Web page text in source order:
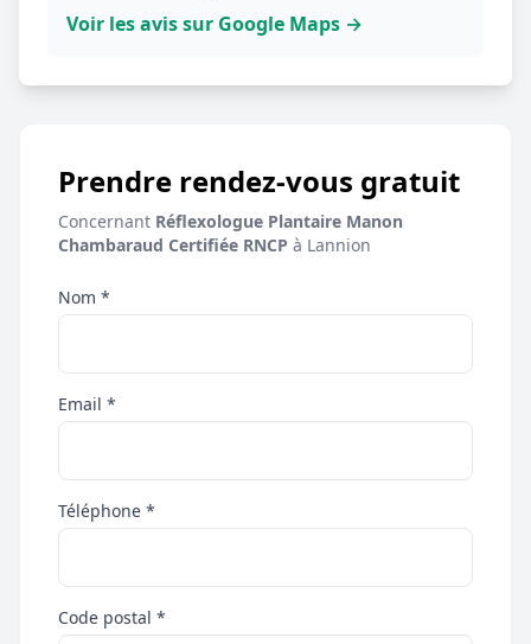
Voir les avis sur Google Maps →
Prendre rendez-vous gratuit
Concernant Réflexologue Plantaire Manon
Chambaraud Certifiée RNCP à Lannion
Nom *
Email *
Téléphone *
Code postal *